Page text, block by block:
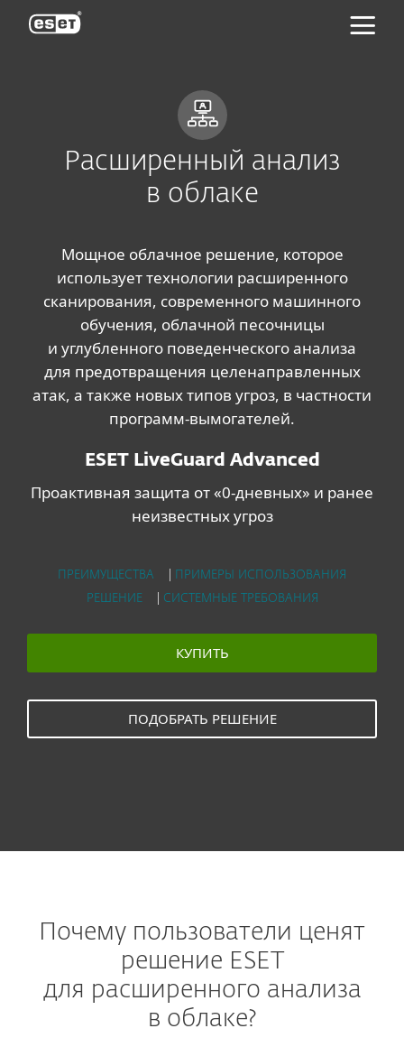
Расширенный анализ
в облаке
Мощное облачное решение, которое
использует технологии расширенного
сканирования, современного машинного
обучения, облачной песочницы
и углубленного поведенческого анализа
для предотвращения целенаправленных
атак, а также новых типов угроз, в частности
программ-вымогателей.
ESET LiveGuard Advanced
Проактивная защита от «0-дневных» и ранее
неизвестных угроз
ПРЕИМУЩЕСТВА
ПРИМЕРЫ ИСПОЛЬЗОВАНИЯ
РЕШЕНИЕ| СИСТЕМНЫЕ ТРЕБОВАНИЯ
КУПИТЬ
ПОДОБРАТЬ РЕШЕНИЕ
Почему пользователи ценят
решение ESET
для расширенного анализа
в облаке?
ESET